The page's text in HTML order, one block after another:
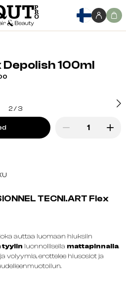
Depolish 100ml
2/3
TECNI.ART Flex
auttaa luomaan hiuksiin
tyylin luonnollisella mattapinnalla.
volyymia, erottelee hiusosiot ja